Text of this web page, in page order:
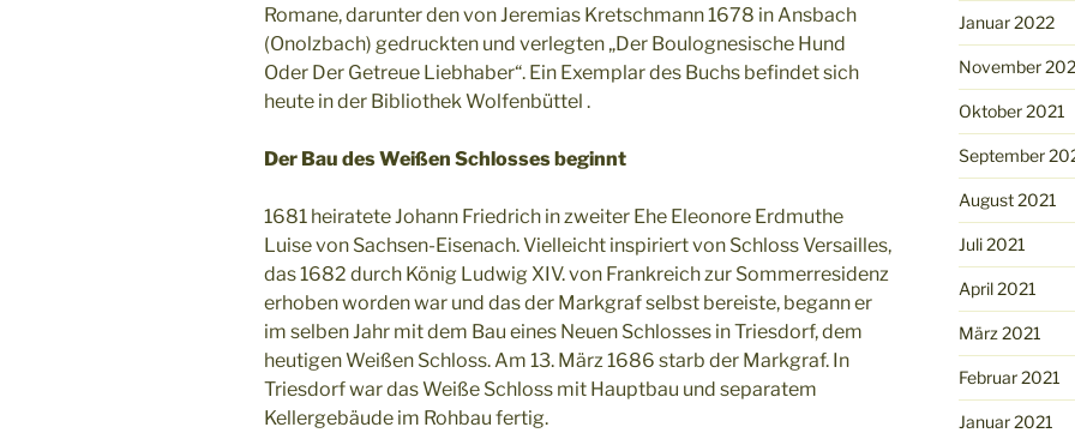
Romane, darunter den von Jeremias Kretschmann 1678 in Ansbach
(Onolzbach) gedruckten und verlegten „Der Boulognesische Hund
Oder Der Getreue Liebhaber“. Ein Exemplar des Buchs befindet sich
heute in der Bibliothek Wolfenbüttel .
Der Bau des Weißen Schlosses beginnt
1681 heiratete Johann Friedrich in zweiter Ehe Eleonore Erdmuthe
Luise von Sachsen-Eisenach. Vielleicht inspiriert von Schloss Versailles,
das 1682 durch König Ludwig XIV. von Frankreich zur Sommerresidenz
erhoben worden war und das der Markgraf selbst bereiste, begann er
im selben Jahr mit dem Bau eines Neuen Schlosses in Triesdorf, dem
heutigen Weißen Schloss. Am 13. März 1686 starb der Markgraf. In
Triesdorf war das Weiße Schloss mit Hauptbau und separatem
Kellergebäude im Rohbau fertig.
Januar 2022
November
Oktober 2021
September
August 2021
Juli 2021
April 2021
März 2021
Februar 2021
Januar 2021